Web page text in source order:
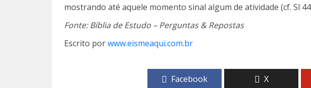
mostrando até aquele momento sinal algum de atividade (cf. Sl
Fonte: Bíblia de Estudo – Perguntas & Repostas
Escrito porwww.eismeaqui.com.br
Facebook X